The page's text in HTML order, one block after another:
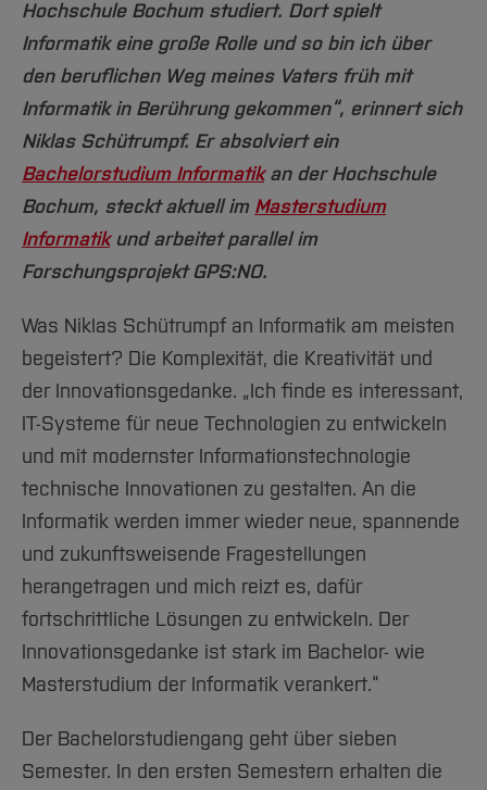
Arbeiten im FB G
Forschung und Projekte
International
Team
Service
Studiengänge
Studieninteressierte
Aktuelles
Studium
Fachgruppen
Forschung und Entwicklung
International
Team
Service
Amtliche Bekanntmachungen
Notfall-Infos
BO Shop
Familiengerechte Hochschule
Gleichstellung
Diskriminierungsfreie Hochschule
Wahlen
Hochschulbibliothek
Hochschulkommunikation
International Office
Medienzentrum
qed-Stiftung
Zentrale Studienberatung
Hochschule Bochum studiert. Dort spielt
Informatik eine große Rolle und so bin ich über
den beruflichen Weg meines Vaters früh mit
Informatik in Berührung gekommen“, erinnert sich
Niklas Schütrumpf. Er absolviert ein
Bachelorstudium Informatikan der Hochschule
Bochum, steckt aktuell im Masterstudium
Informatikund arbeitet parallel im
Forschungsprojekt GPS:NO.
Was Niklas Schütrumpf an Informatik am meisten
begeistert? Die Komplexität, die Kreativität und
der Innovationsgedanke. „Ich finde es interessant,
IT-Systeme für neue Technologien zu entwickeln
und mit modernster Informationstechnologie
technische Innovationen zu gestalten. An die
Informatik werden immer wieder neue, spannende
und zukunftsweisende Fragestellungen
herangetragen und mich reizt es, dafür
fortschrittliche Lösungen zu entwickeln. Der
Innovationsgedanke ist stark im Bachelor- wie
Masterstudium der Informatik verankert.“
Der Bachelorstudiengang geht über sieben
Semester. In den ersten Semestern erhalten die